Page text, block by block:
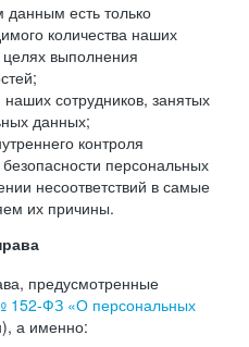
данным есть только
количества наших
целях выполнения
сотрудников, занятых
данных;
контроля
персональных
несоответствий в самые
их причины.
предусмотренные
152-ФЗ «О персональных
а именно: